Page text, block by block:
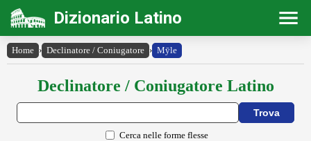
Dizionario Latino
Home › Declinatore / Coniugatore › Mȳle
Declinatore / Coniugatore Latino
Cerca nelle forme flesse